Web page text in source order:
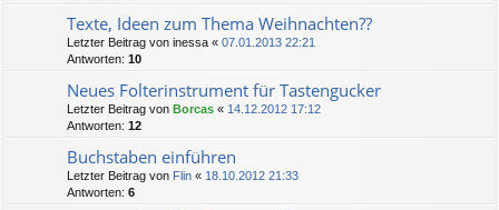
Texte, Ideen zum Thema Weihnachten??
Letzter Beitrag von inessa « 07.01.2013 22:21
Antworten: 10
Neues Folterinstrument für Tastengucker
Letzter Beitrag von Borcas « 14.12.2012 17:12
Antworten: 12
Buchstaben einführen
Letzter Beitrag von Flin « 18.10.2012 21:33
Antworten: 6